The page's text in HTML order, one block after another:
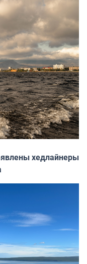
хедлайнеры